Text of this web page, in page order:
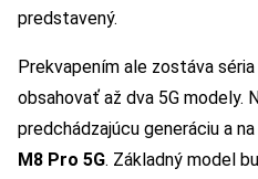
predstavený.
Prekvapením ale zostáva séria
obsahovať až dva 5G modely.
predchádzajúcu generáciu a
M8 Pro 5G. Základný model